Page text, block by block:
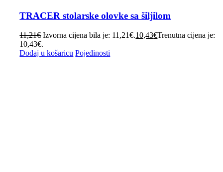
TRACER stolarske olovke sa šiljilom
11,21€ Izvorna cijena bila je: 11,21€.10,43€Trenutna cijena je:
10,43€.
Dodaj u košaricu Pojedinosti